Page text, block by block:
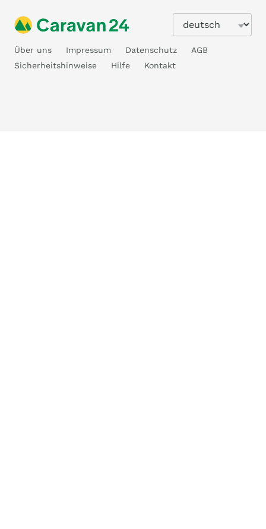
Über uns Impressum Datenschutz
AGB
Sicherheitshinweise
Hilfe Kontakt